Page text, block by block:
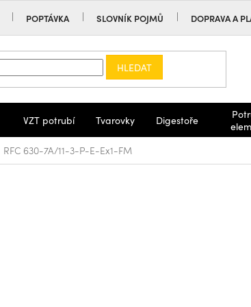
POPTÁVKA SLOVNÍK POJMŮ DOPRAVA A
HLEDAT
VZT potrubí Tvarovky Digestoře
RFC 630-7A/11-3-P-E-Ex1-FM